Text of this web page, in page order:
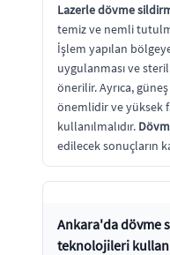
Lazerle dövme
temiz ve nemli
İşlem yapılan
uygulanması ve
önerilir. Ayrıca,
önemlidir ve yüksek
kullanılmalıdır.
edilecek sonuçların
Ankara'da dövme
teknolojileri